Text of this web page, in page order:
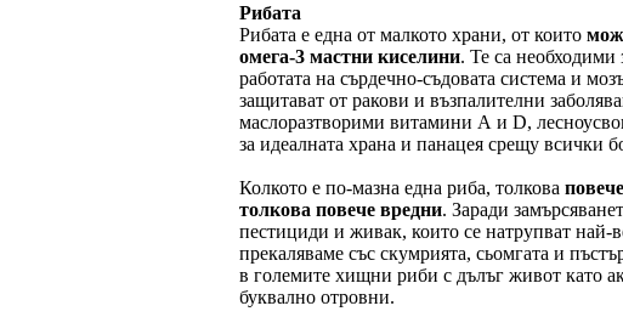
Рибата
Рибата е една от малкото храни, от които
омега-3 мастни киселини. Те са необходими
работата на сърдечно-съдовата система и
защитават от ракови и възпалителни
маслоразтворими витамини А и D,
за идеалната храна и панацея срещу всички
Колкото е по-мазна една риба, толкова
толкова повече вредни. Заради
пестициди и живак, които се натрупват най-
прекаляваме със скумрията, сьомгата и
в големите хищни риби с дълъг живот като
буквално отровни.